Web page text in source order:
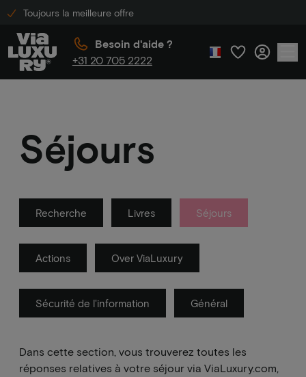
Toujours la meilleure offre
Besoin d'aide ?
+31 20 705 2222
Séjours
Recherche Livres Séjours
Actions Over ViaLuxury
Sécurité de l'information Général
Dans cette section, vous trouverez toutes les
réponses relatives à votre séjour via ViaLuxury.com,